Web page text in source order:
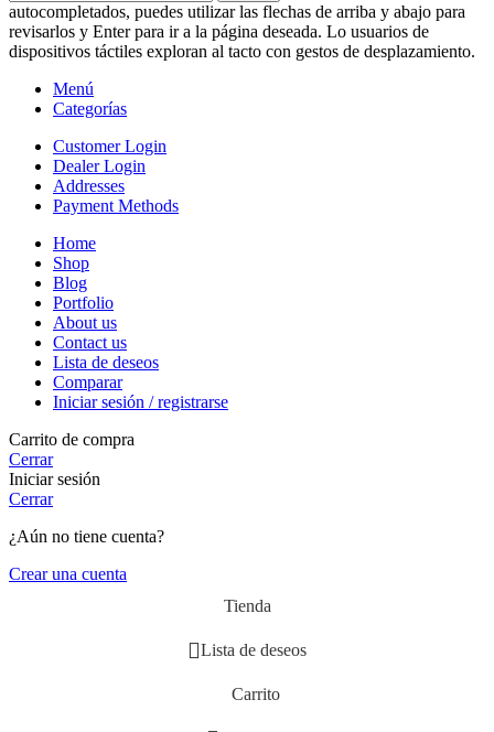
autocompletados, puedes utilizar las flechas de arriba y abajo para
revisarlos y Enter para ir a la página deseada. Lo usuarios de
dispositivos táctiles exploran al tacto con gestos de desplazamiento.
Menú
Categorías
Customer Login
Dealer Login
Addresses
Payment Methods
Home
Shop
Blog
Portfolio
About us
Contact us
Lista de deseos
Comparar
Iniciar sesión / registrarse
Carrito de compra
Cerrar
Iniciar sesión
Cerrar
¿Aún no tiene cuenta?
Crear una cuenta
Tienda
Lista de deseos
Carrito